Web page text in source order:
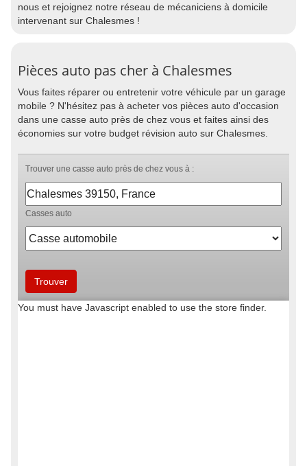
nous et rejoignez notre réseau de mécaniciens à domicile
intervenant sur Chalesmes !
Pièces auto pas cher à Chalesmes
Vous faites réparer ou entretenir votre véhicule par un garage
mobile ? N'hésitez pas à acheter vos pièces auto d'occasion
dans une casse auto près de chez vous et faites ainsi des
économies sur votre budget révision auto sur Chalesmes.